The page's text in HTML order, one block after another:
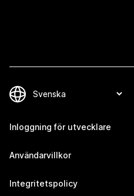
Inloggning för utvecklare
Användarvillkor
Integritetspolicy